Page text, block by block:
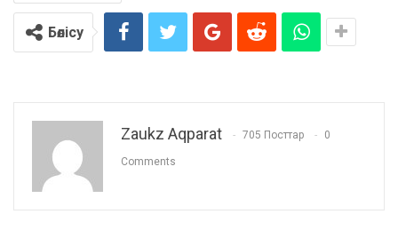
Бөлісу
Zaukz Aqparat 705 Посттар 0
Comments